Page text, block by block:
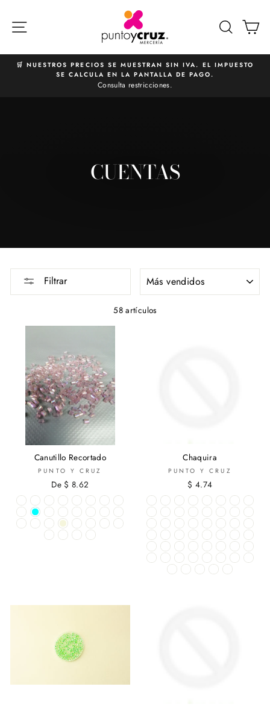
directamente
diapositivas
🛒 NUESTROS PRECIOS SE MUESTRAN SIN IVA. EL IMPUESTO
SE CALCULA EN LA PANTALLA DE PAGO.
Consulta restricciones.
CUENTAS
Filtrar
58 artículos
Canutillo Recortado
PUNTO Y CRUZ
De $ 8.62
Chaquira
PUNTO Y CRUZ
$ 4.74